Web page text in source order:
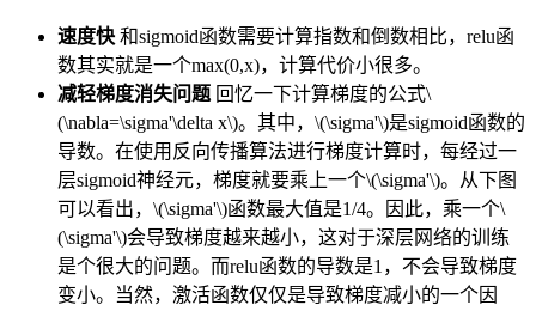
速度快 和sigmoid函数需要计算指数和倒数相比，relu函
数其实就是一个max(0,x)，计算代价小很多。
减轻梯度消失问题 回忆一下计算梯度的公式\
(\nabla=\sigma'\delta x\)。其中，\(\sigma'\)是sigmoid函数的
导数。在使用反向传播算法进行梯度计算时，每经过一
层sigmoid神经元，梯度就要乘上一个\(\sigma'\)。从下图
可以看出，\(\sigma'\)函数最大值是1/4。因此，乘一个\
(\sigma'\)会导致梯度越来越小，这对于深层网络的训练
是个很大的问题。而relu函数的导数是1，不会导致梯度
变小。当然，激活函数仅仅是导致梯度减小的一个因